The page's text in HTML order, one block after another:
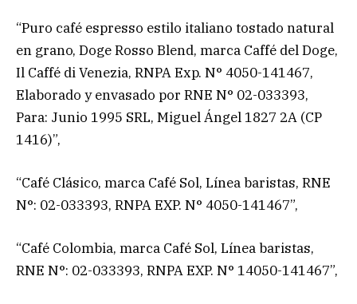
“Puro café espresso estilo italiano tostado natural
en grano, Doge Rosso Blend, marca Caffé del Doge,
Il Caffé di Venezia, RNPA Exp. N° 4050-141467,
Elaborado y envasado por RNE N° 02-033393,
Para: Junio 1995 SRL, Miguel Ángel 1827 2A (CP
1416)”,
“Café Clásico, marca Café Sol, Línea baristas, RNE
N°: 02-033393, RNPA EXP. N° 4050-141467”,
“Café Colombia, marca Café Sol, Línea baristas,
RNE N°: 02-033393, RNPA EXP. N° 14050-141467”,